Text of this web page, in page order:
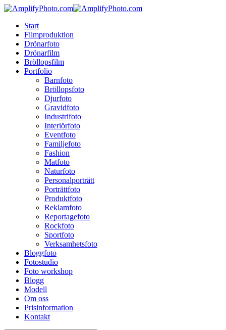
Skip
main
content
Menu
Start
Filmproduktion
Drönarfoto
Drönarfilm
Bröllopsfilm
Portfolio
Barnfoto
Bröllopsfoto
Djurfoto
Gravidfoto
Industrifoto
Interiörfoto
Eventfoto
Familjefoto
Fashion
Matfoto
Naturfoto
Personalporträtt
Porträttfoto
Produktfoto
Reklamfoto
Reportagefoto
Rockfoto
Sportfoto
Verksamhetsfoto
Bloggfoto
Fotostudio
Foto workshop
Blogg
Modell
Om oss
Prisinformation
Kontakt